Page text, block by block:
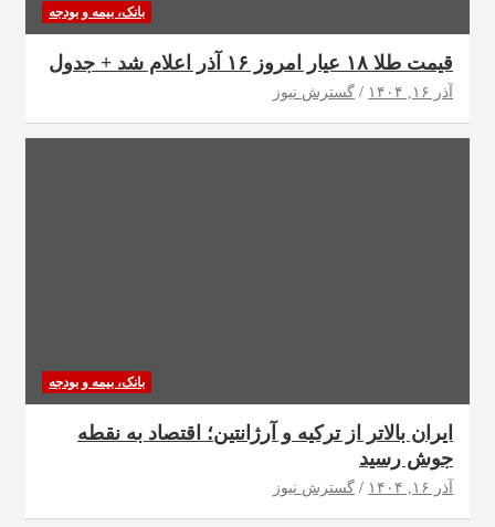
بانک، بیمه و بودجه
قیمت طلا ۱۸ عیار امروز ۱۶ آذر اعلام شد + جدول
آذر ۱۶, ۱۴۰۴ گسترش نیوز
بانک، بیمه و بودجه
ایران بالاتر از ترکیه و آرژانتین؛ اقتصاد به نقطه
جوش رسید
آذر ۱۶, ۱۴۰۴ گسترش نیوز